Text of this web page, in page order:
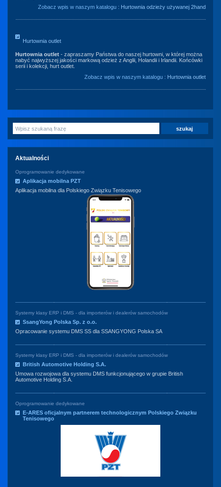
Zobacz wpis w naszym katalogu : Hurtownia odzieży używanej 2hand
Hurtownia outlet
Hurtownia outlet - zapraszamy Państwa do naszej hurtowni, w której można
nabyć najwyższej jakości markową odzież z Anglii, Holandii i Irlandii. Końcówki
serii i kolekcji, hurt outlet.
Zobacz wpis w naszym katalogu : Hurtownia outlet
Aktualności
Oprogramowanie dedykowane
Aplikacja mobilna PZT
Aplikacja mobilna dla Polskiego Związku Tenisowego
Systemy klasy ERP i DMS - dla importerów i dealerów samochodów
SsangYong Polska Sp. z o.o.
Opracowanie systemu DMS SS dla SSANGYONG Polska SA
Systemy klasy ERP i DMS - dla importerów i dealerów samochodów
British Automotive Holding S.A.
Umowa rozwojowa dla systemu DMS funkcjonującego w grupie British
Automotive Holding S.A.
Oprogramowanie dedykowane
E-ARES oficjalnym partnerem technologicznym Polskiego Związku
Tenisowego